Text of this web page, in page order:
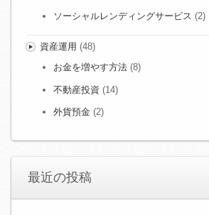
ソーシャルレンディングサービス (2)
資産運用 (48)
お金を増やす方法 (8)
不動産投資 (14)
外貨預金 (2)
最近の投稿